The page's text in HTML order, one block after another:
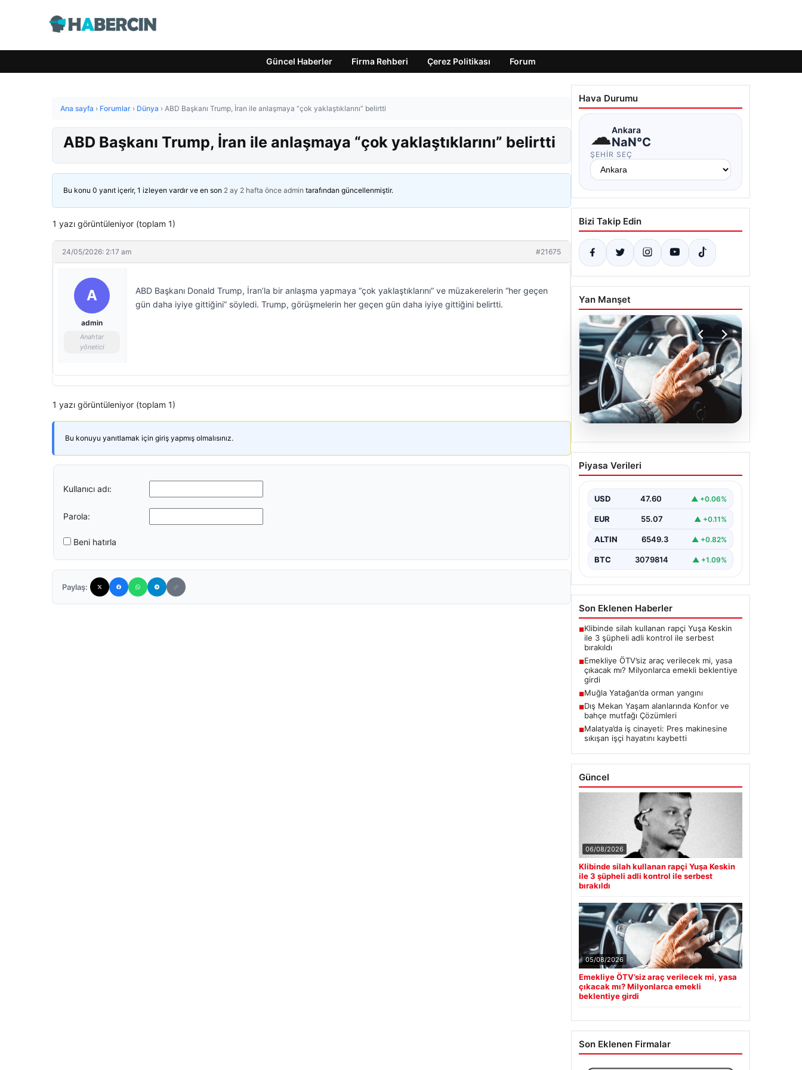
Güncel Haberler Firma Rehberi Çerez Politikası Forum
Ana sayfa › Forumlar › Dünya › ABD Başkanı Trump, İran ile anlaşmaya “çok yaklaştıklarını” belirtti
ABD Başkanı Trump, İran ile anlaşmaya “çok yaklaştıklarını” belirtti
Bu konu 0 yanıt içerir, 1 izleyen vardır ve en son 2 ay 2 hafta önce admin tarafından güncellenmiştir.
1 yazı görüntüleniyor (toplam 1)
24/05/2026: 2:17 am #21675
A
admin
Anahtar
yönetici
ABD Başkanı Donald Trump, İran’la bir anlaşma yapmaya “çok yaklaştıklarını” ve müzakerelerin “her geçen
gün daha iyiye gittiğini” söyledi. Trump, görüşmelerin her geçen gün daha iyiye gittiğini belirtti.
1 yazı görüntüleniyor (toplam 1)
Bu konuyu yanıtlamak için giriş yapmış olmalısınız.
Kullanıcı adı:
Parola:
Beni hatırla
Paylaş:
Hava Durumu
☁Ankara
NaN°C
ŞEHIR SEÇ
Bizi Takip Edin
Yan Manşet
05.08.2026
Emekliye ÖTV’siz araç
verilecek mi, yasa çıkacak
beklentiye girdi
Piyasa Verileri
USD 47.60 ▲ +0.06%
EUR 55.07 ▲ +0.11%
ALTIN 6549.3 ▲ +0.82%
BTC 3079814 ▲ +1.09%
Son Eklenen Haberler
■Klibinde silah kullanan rapçi Yuşa Keskin
ile 3 şüpheli adli kontrol ile serbest
bırakıldı
■Emekliye ÖTV’siz araç verilecek mi, yasa
çıkacak mı? Milyonlarca emekli beklentiye
girdi
■Muğla Yatağan’da orman yangını
■Dış Mekan Yaşam alanlarında Konfor ve
bahçe mutfağı Çözümleri
■Malatya’da iş cinayeti: Pres makinesine
sıkışan işçi hayatını kaybetti
Güncel
06/08/2026
Klibinde silah kullanan rapçi Yuşa Keskin
ile 3 şüpheli adli kontrol ile serbest
bırakıldı
05/08/2026
Emekliye ÖTV’siz araç verilecek mi, yasa
çıkacak mı? Milyonlarca emekli
beklentiye girdi
Son Eklenen Firmalar